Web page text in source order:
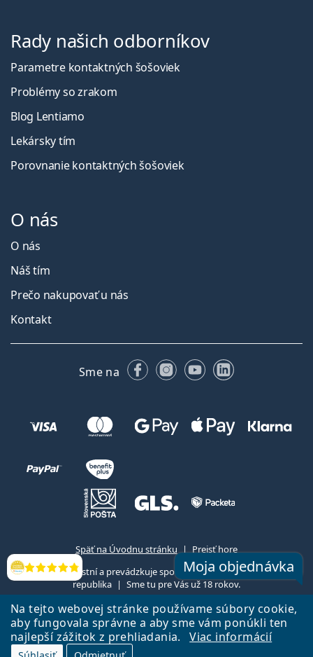
Na tejto webovej stránke používame súbory cookie,
aby fungovala správne a aby sme vám ponúkli ten
najlepší zážitok z prehliadania.
Viac informácií
Hodnotenia Moja objednávka
Rady našich odborníkov
Parametre kontaktných šošoviek
Problémy so zrakom
Blog Lentiamo
Lekársky tím
Porovnanie kontaktných šošoviek
O nás
O nás
Náš tím
Prečo nakupovať u nás
Kontakt
Sme na FacebookuInstagrame
YouTubeLinkedIn
Späť na Úvodnu stránku
Prejsť hore
Lentiamo.sk vlastní a prevádzkuje spoločnosť Lentiamo s.r.o., Česká
republika
Sme tu pre Vás už 18 rokov.